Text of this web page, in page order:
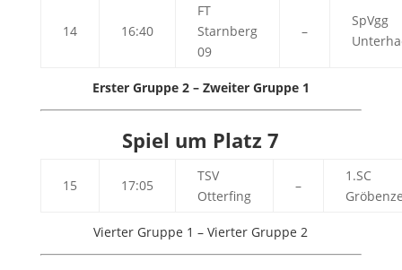
14 16:40
FT
Starnberg
09
–
SpVgg
Erster Gruppe 2 – Zweiter Gruppe 1
Spiel um Platz 7
15 17:05
TSV
Otterfing
–
1.SC
Vierter Gruppe 1 – Vierter Gruppe 2